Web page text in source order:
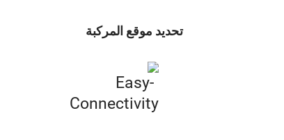
تحديد موقع المركبة